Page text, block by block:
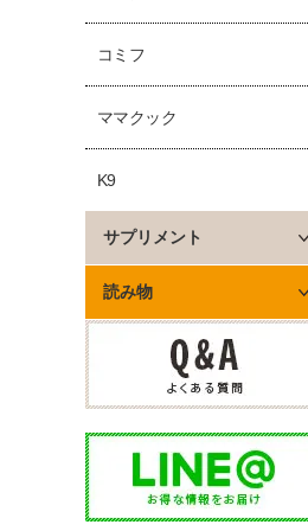
コミフ
ママクック
K9
サプリメント
読み物